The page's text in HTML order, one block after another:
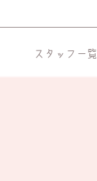
スタッフ一覧